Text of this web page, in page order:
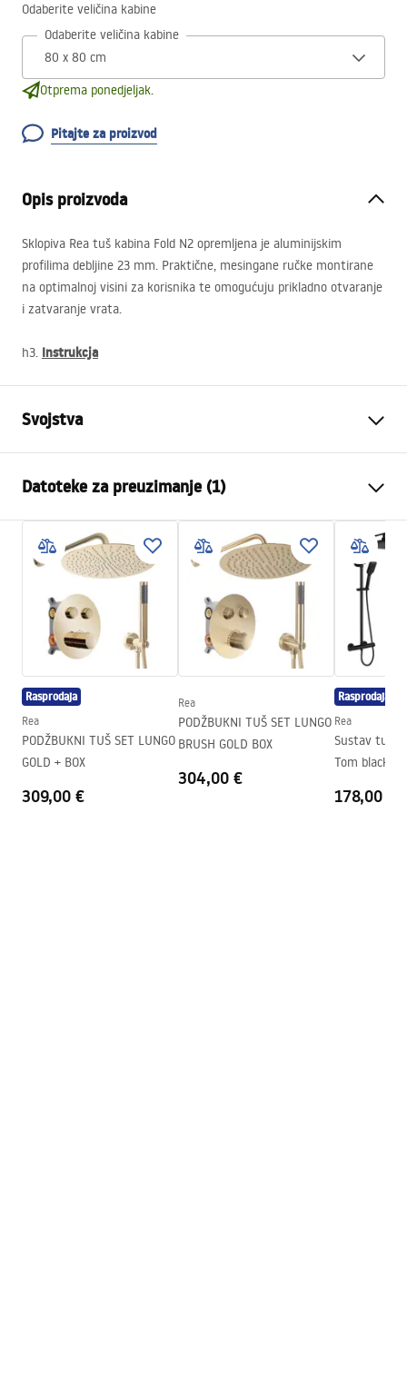
Odaberite veličina kabine
Odaberite veličina kabine
Otprema ponedjeljak.
Pitajte za proizvod
Opis proizvoda
Sklopiva Rea tuš kabina Fold N2 opremljena je aluminijskim
profilima debljine 23 mm. Praktične, mesingane ručke montirane
na optimalnoj visini za korisnika te omogućuju prikladno otvaranje
i zatvaranje vrata.
h3. Instrukcja
Svojstva
stijenka)
Boja
Chrome
Tip kabine
Ugao
Boja stakla
Transparent 6mm
Način otvaranja
sklopivi, obostrano sklopivi
Seria
Fold
Montaža
Na tuš kadi ili podu
Visina (mm)
Smjer kabine
Univerzalan
Jamstvo
24 mjeseca
Da, na jednoj strani stakla.
Datoteke za preuzimanje (1)
manual
manual.pdf
Rasprodaja
Rea
PODŽBUKNI TUŠ SET LUNGO
GOLD + BOX
309,00 €
Rea
PODŽBUKNI TUŠ SET LUNGO
BRUSH GOLD BOX
304,00 €
Rasprodaja
Rea
Sustav tuš
Tom black
178,00 €